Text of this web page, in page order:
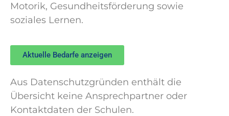
Motorik, Gesundheitsförderung sowie
soziales Lernen.
Aktuelle Bedarfe anzeigen
Aus Datenschutzgründen enthält die
Übersicht keine Ansprechpartner oder
Kontaktdaten der Schulen.